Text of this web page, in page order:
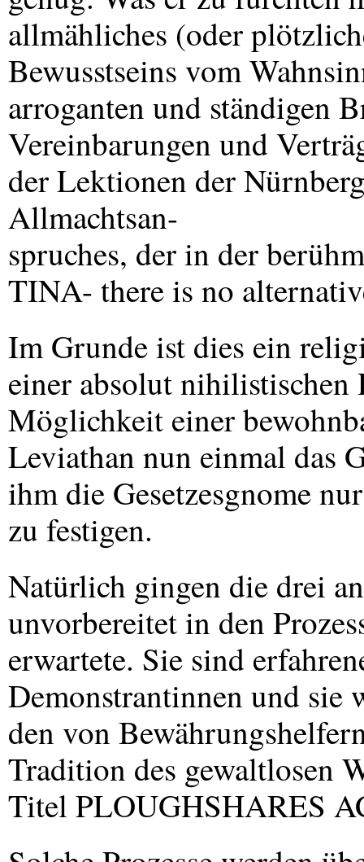
allmähliches (oder
Bewusstseins vom
arroganten und ständigen
Vereinbarungen und
der Lektionen der
Allmachtsan-
spruches, der in der
TINA- there is no
Im Grunde ist dies ein
einer absolut nihilistischen
Möglichkeit einer
Leviathan nun einmal das
ihm die Gesetzesgnome
zu festigen.
Natürlich gingen die drei
unvorbereitet in den
erwartete. Sie sind
Demonstrantinnen und sie
den von
Tradition des gewaltlosen
Titel PLOUGHSHARES